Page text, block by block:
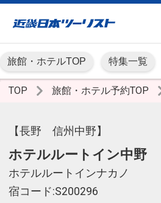
旅館・ホテルTOP 特集一覧
TOP 旅館・ホテル予約TOP
【長野 信州中野】
ホテルルートイン中野
ホテルルートインナカノ
宿コード:S200296